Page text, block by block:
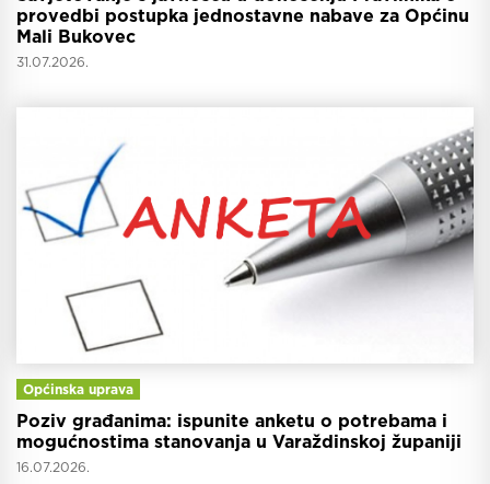
provedbi postupka jednostavne nabave za Općinu
Mali Bukovec
31.07.2026.
Općinska uprava
Poziv građanima: ispunite anketu o potrebama i
mogućnostima stanovanja u Varaždinskoj županiji
16.07.2026.